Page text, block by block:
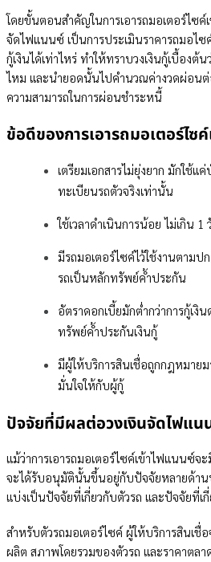
โดยขั้นตอนสำคัญในการเอารถมอเตอร์ไซ
จัดไฟแนนซ์ เป็นการประเมินราคารถมอไ
กู้เงินได้เท่าไหร่ ทำให้ทราบวงเงินกู้เบื้องต้
ไหม และนำยอดนั้นไปคำนวณค่างวดผ่อนต่
ความสามารถในการผ่อนชำระหนี้
ข้อดีของการเอารถมอเตอร์ไซ
เตรียมเอกสารไม่ยุ่งยาก มักใช้แ
ทะเบียนรถตัวจริงเท่านั้น
ใช้เวลาดำเนินการน้อย ไม่เกิน
มีรถมอเตอร์ไซค์ไว้ใช้งานตามป
รถเป็นหลักทรัพย์ค้ำประกัน
อัตราดอกเบี้ยมักต่ำกว่าการกู้เ
ทรัพย์ค้ำประกันเงินกู้
มีผู้ให้บริการสินเชื่อถูกกฎหมายม
มั่นใจให้กับผู้กู้
ปัจจัยที่มีผลต่อวงเงินจัดไฟแน
แม้ว่าการเอารถมอเตอร์ไซค์เข้าไฟแนนซ์จ
จะได้รับอนุมัตินั้นขึ้นอยู่กับปัจจัยหลายด้าน
แบ่งเป็นปัจจัยที่เกี่ยวกับตัวรถ และปัจจัยที่เ
สำหรับตัวรถมอเตอร์ไซค์ ผู้ให้บริการสินเ
ผลิต สภาพโดยรวมของตัวรถ และราคาต